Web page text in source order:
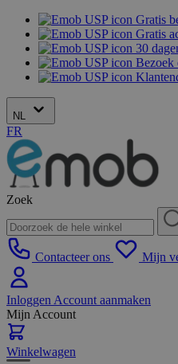
Gratis
Gratis
30
Bezoek
NL
FR
Zoek
Contacteer ons Mijn
Inloggen Account aanmaken
Mijn Account
Winkelwagen